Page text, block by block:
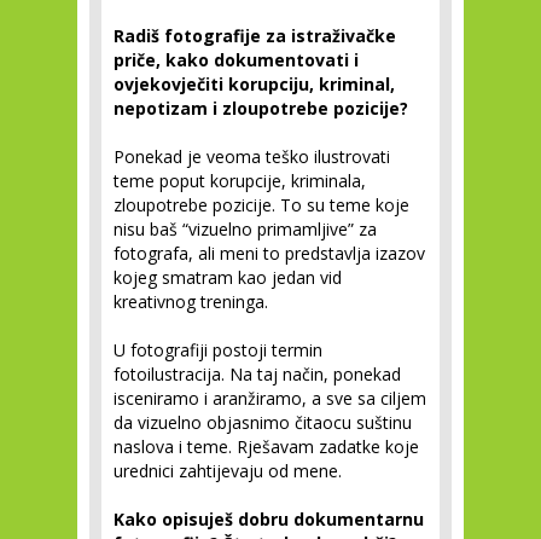
Radiš fotografije za istraživačke
priče, kako dokumentovati i
ovjekovječiti korupciju, kriminal,
nepotizam i zloupotrebe pozicije?
Ponekad je veoma teško ilustrovati
teme poput korupcije, kriminala,
zloupotrebe pozicije. To su teme koje
nisu baš “vizuelno primamljive” za
fotografa, ali meni to predstavlja izazov
kojeg smatram kao jedan vid
kreativnog treninga.
U fotografiji postoji termin
fotoilustracija. Na taj način, ponekad
isceniramo i aranžiramo, a sve sa ciljem
da vizuelno objasnimo čitaocu suštinu
naslova i teme. Rješavam zadatke koje
urednici zahtijevaju od mene.
Kako opisuješ dobru dokumentarnu